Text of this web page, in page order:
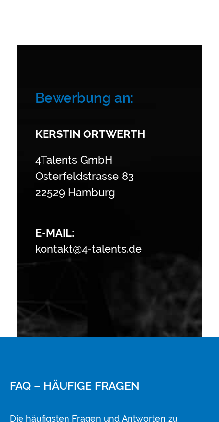
Bewerbung an:
KERSTIN ORTWERTH
4Talents GmbH
Osterfeldstrasse 83
22529 Hamburg
E-MAIL:
kontakt@4-talents.de
FAQ – HÄUFIGE FRAGEN
Die häufigsten Fragen und Antworten zu